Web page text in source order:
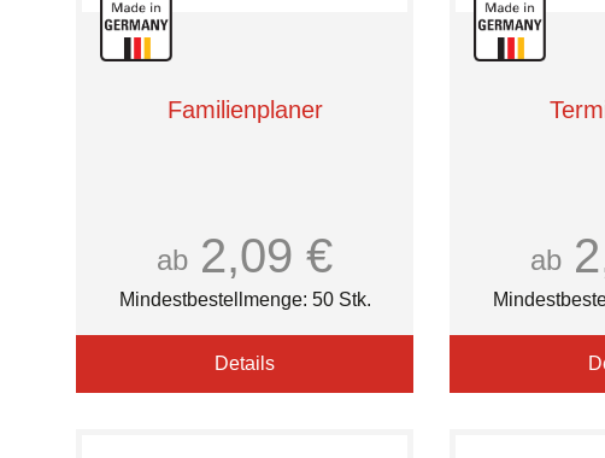
Familienplaner
ab 2,09 €
Mindestbestellmenge: 50 Stk.
Details
ab